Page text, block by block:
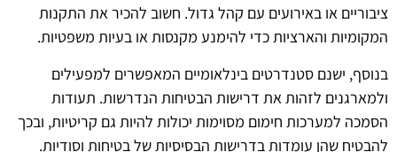
ציבוריים או באירועים עם קהל גדול. חשוב להכיר את התקנות
המקומיות והארציות כדי להימנע מקנסות או בעיות משפטיות.
בנוסף, ישנם סטנדרטים בינלאומיים המאפשרים למפעילים
ולמארגנים לזהות את דרישות הבטיחות הנדרשות. תעודות
הסמכה למערכות חימום מסוימות יכולות להיות גם קריטיות, ובכך
להבטיח שהן עומדות בדרישות הבסיסיות של בטיחות וסודיות.